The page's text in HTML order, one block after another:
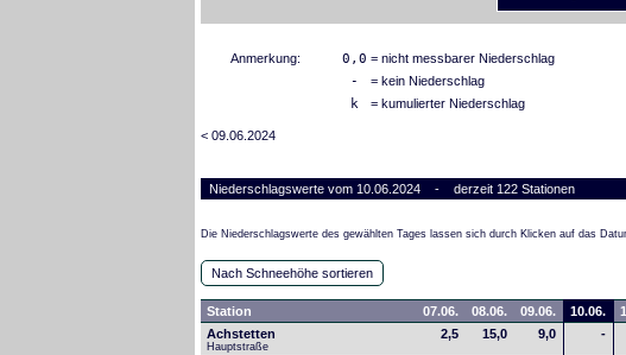
Anmerkung: 0,0 = nicht messbarer Niederschlag
- = kein Niederschlag
k = kumulierter Niederschlag
< 09.06.2024
Niederschlagswerte vom 10.06.2024 - derzeit 122 Stationen
Die Niederschlagswerte des gewählten Tages lassen sich durch Klicken auf das
Nach Schneehöhe sortieren
Station 07.06. 08.06. 09.06. 10.06.
Achstetten
Hauptstraße
2,5 15,0 9,0 -